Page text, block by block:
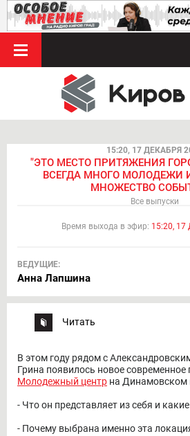
15:20, 17 ДЕКАБРЯ
"ЭТО МЕСТО ПРИТЯЖЕНИЯ
ВСЕГДА МНОГО МОЛОДЕЖИ
МНОЖЕСТВО
Все выпуски
Время выхода в эфир: 15:20,
ВЕДУЩИЕ:
Анна Лапшина
Читать
В этом году рядом с
Грина появилось новое современное
Молодежный центр на Динамовском
- Что он представляет из себя и
- Почему выбрана именно эта